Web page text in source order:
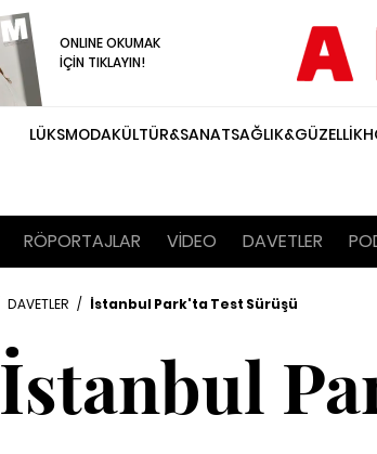
ONLINE OKUMAK
İÇİN TIKLAYIN!
LÜKSMODAKÜLTÜR&SANATSAĞLIK&GÜZELLİK
RÖPORTAJLAR VİDEO DAVETLER
DAVETLER / İstanbul Park'ta Test Sürüşü
İstanbul